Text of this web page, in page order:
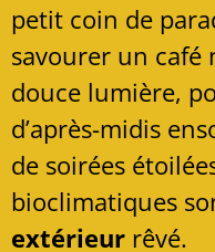
petit coin de
savourer un café
douce lumière,
d’après-midis
de soirées
bioclimatiques
extérieur rêvé.